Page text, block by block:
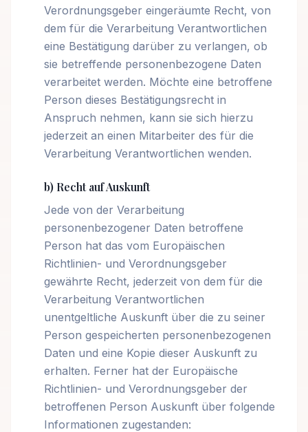
Verordnungsgeber eingeräumte Recht, von
dem für die Verarbeitung Verantwortlichen
eine Bestätigung darüber zu verlangen, ob
sie betreffende personenbezogene Daten
verarbeitet werden. Möchte eine betroffene
Person dieses Bestätigungsrecht in
Anspruch nehmen, kann sie sich hierzu
jederzeit an einen Mitarbeiter des für die
Verarbeitung Verantwortlichen wenden.
b) Recht auf Auskunft
Jede von der Verarbeitung
personenbezogener Daten betroffene
Person hat das vom Europäischen
Richtlinien- und Verordnungsgeber
gewährte Recht, jederzeit von dem für die
Verarbeitung Verantwortlichen
unentgeltliche Auskunft über die zu seiner
Person gespeicherten personenbezogenen
Daten und eine Kopie dieser Auskunft zu
erhalten. Ferner hat der Europäische
Richtlinien- und Verordnungsgeber der
betroffenen Person Auskunft über folgende
Informationen zugestanden: